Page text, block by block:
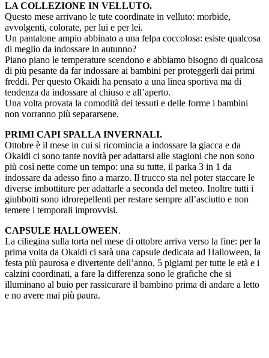
LA COLLEZIONE IN VELLUTO.
Questo mese arrivano le tute coordinate in velluto: morbide,
avvolgenti, colorate, per lui e per lei.
Un pantalone ampio abbinato a una felpa coccolosa: esiste qualcosa
di meglio da indossare in autunno?
Piano piano le temperature scendono e abbiamo bisogno di qualcosa
di più pesante da far indossare ai bambini per proteggerli dai primi
freddi. Per questo Okaidi ha pensato a una linea sportiva ma di
tendenza da indossare al chiuso e all’aperto.
Una volta provata la comodità dei tessuti e delle forme i bambini
non vorranno più separarsene.
PRIMI CAPI SPALLA INVERNALI.
Ottobre è il mese in cui si ricomincia a indossare la giacca e da
Okaidi ci sono tante novità per adattarsi alle stagioni che non sono
più così nette come un tempo: una su tutte, il parka 3 in 1 da
indossare da adesso fino a marzo. Il trucco sta nel poter staccare le
diverse imbottiture per adattarle a seconda del meteo. Inoltre tutti i
giubbotti sono idrorepellenti per restare sempre all’asciutto e non
temere i temporali improvvisi.
CAPSULE HALLOWEEN.
La ciliegina sulla torta nel mese di ottobre arriva verso la fine: per la
prima volta da Okaidi ci sarà una capsule dedicata ad Halloween, la
festa più paurosa e divertente dell’anno, 5 pigiami per tutte le età e i
calzini coordinati, a fare la differenza sono le grafiche che si
illuminano al buio per rassicurare il bambino prima di andare a letto
e no avere mai più paura.